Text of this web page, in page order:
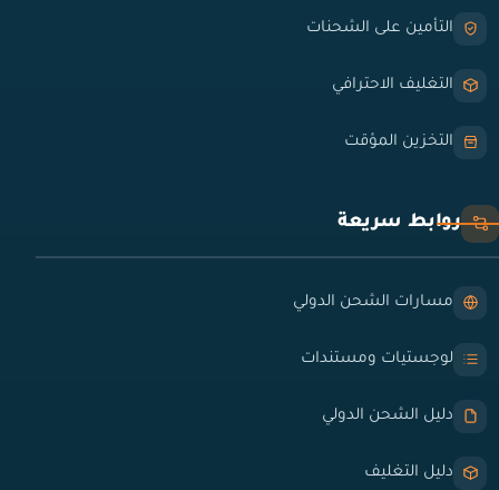
التأمين على الشحنات
التغليف الاحترافي
التخزين المؤقت
روابط سريعة
مسارات الشحن الدولي
لوجستيات ومستندات
دليل الشحن الدولي
دليل التغليف